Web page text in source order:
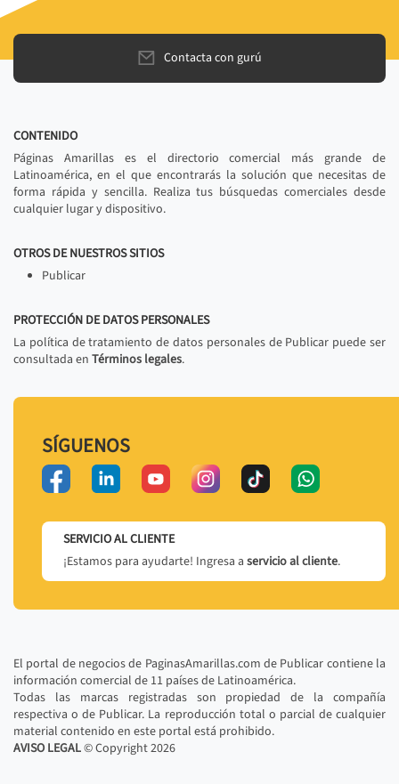
Contacta con gurú
CONTENIDO
Páginas Amarillas es el directorio comercial más grande de
Latinoamérica, en el que encontrarás la solución que necesitas de
forma rápida y sencilla. Realiza tus búsquedas comerciales desde
cualquier lugar y dispositivo.
OTROS DE NUESTROS SITIOS
Publicar
PROTECCIÓN DE DATOS PERSONALES
La política de tratamiento de datos personales de Publicar puede ser
consultada en Términos legales.
SÍGUENOS
SERVICIO AL CLIENTE
¡Estamos para ayudarte! Ingresa a servicio al cliente.
El portal de negocios de PaginasAmarillas.com de Publicar contiene la
información comercial de 11 países de Latinoamérica.
Todas las marcas registradas son propiedad de la compañía
respectiva o de Publicar. La reproducción total o parcial de cualquier
material contenido en este portal está prohibido.
AVISO LEGAL© Copyright2026